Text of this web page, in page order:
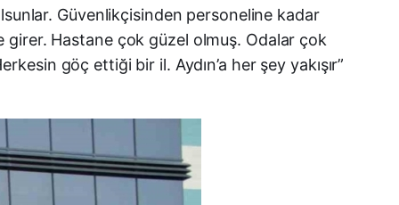
Güvenlikçisinden personeline kadar
girer. Hastane çok güzel olmuş. Odalar çok
göç ettiği bir il. Aydın’a her şey yakışır”